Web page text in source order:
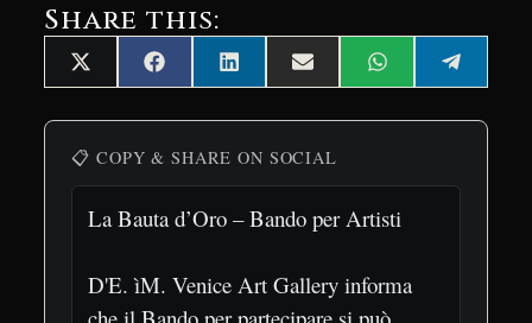
Share this:
Share
on
X
(Twitter)
Share
on
FacebookShare
on
LinkedInShare
on
Email Share
on
WhatsAppShare
on
📋 COPY & SHARE ON SOCIAL